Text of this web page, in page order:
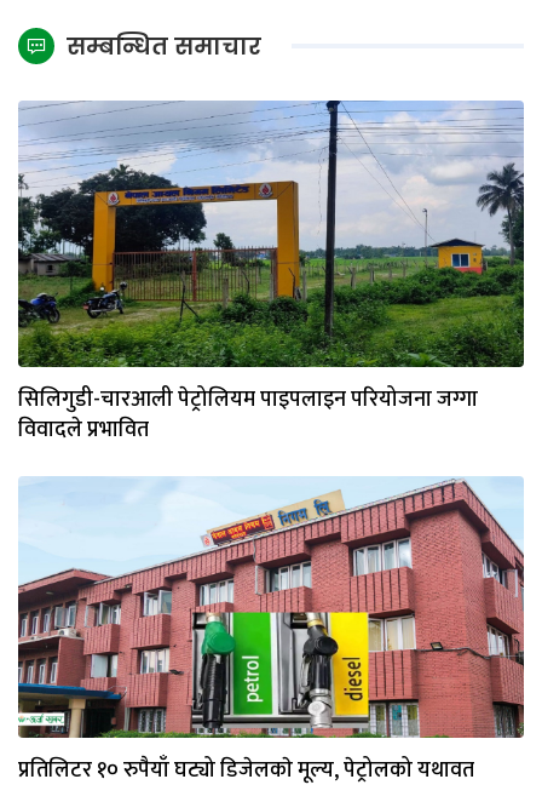
सम्बन्धित समाचार
सिलिगुडी-चारआली पेट्रोलियम पाइपलाइन परियोजना जग्गा
विवादले प्रभावित
प्रतिलिटर १० रुपैयाँ घट्यो डिजेलकाे मूल्य, पेट्रोलको यथावत